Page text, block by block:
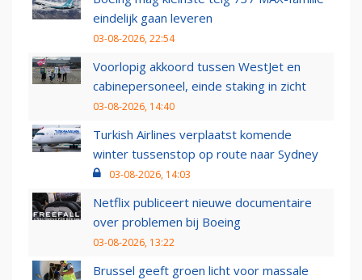
eindelijk gaan leveren
03-08-2026, 22:54
Voorlopig akkoord tussen WestJet en
cabinepersoneel, einde staking in zicht
03-08-2026, 14:40
Turkish Airlines verplaatst komende
winter tussenstop op route naar Sydney
03-08-2026, 14:03
Netflix publiceert nieuwe documentaire
over problemen bij Boeing
03-08-2026, 13:22
Brussel geeft groen licht voor massale